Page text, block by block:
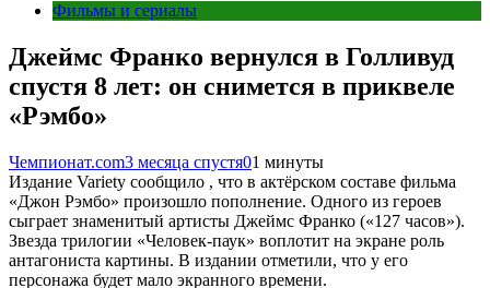
Фильмы и сериалы
Джеймс Франко вернулся в Голливуд
спустя 8 лет: он снимется в приквеле
«Рэмбо»
Чемпионат.com3 месяца спустя01 минуты
Издание Variety сообщило , что в актёрском составе фильма
«Джон Рэмбо» произошло пополнение. Одного из героев
сыграет знаменитый артисты Джеймс Франко («127 часов»).
Звезда трилогии «Человек-паук» воплотит на экране роль
антагониста картины. В издании отметили, что у его
персонажа будет мало экранного времени.